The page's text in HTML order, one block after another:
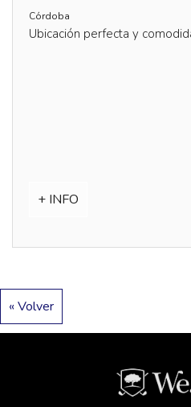
Córdoba
Ubicación perfecta y
+ INFO
« Volver